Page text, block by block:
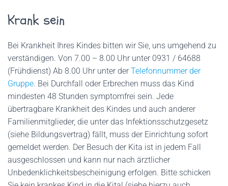
Krank sein
Bei Krankheit Ihres Kindes bitten wir Sie, uns umgehend zu
verständigen. Von 7.00 – 8.00 Uhr unter 0931 / 64688
(Frühdienst) Ab 8.00 Uhr unter derTelefonnummer der
Gruppe. Bei Durchfall oder Erbrechen muss das Kind
mindesten 48 Stunden symptomfrei sein. Jede
übertragbare Krankheit des Kindes und auch anderer
Familienmitglieder, die unter das Infektionsschutzgesetz
(siehe Bildungsvertrag) fällt, muss der Einrichtung sofort
gemeldet werden. Der Besuch der Kita ist in jedem Fall
ausgeschlossen und kann nur nach ärztlicher
Unbedenklichkeitsbescheinigung erfolgen. Bitte schicken